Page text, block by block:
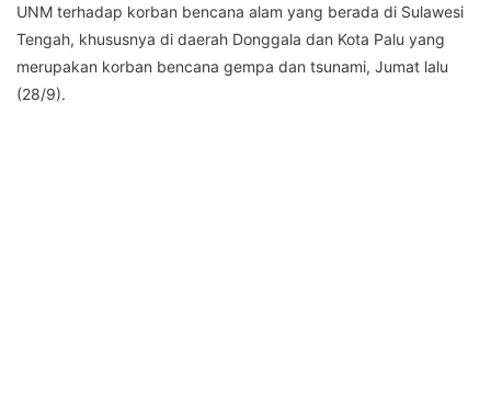
UNM terhadap korban bencana alam yang berada di Sulawesi
Tengah, khususnya di daerah Donggala dan Kota Palu yang
merupakan korban bencana gempa dan tsunami, Jumat lalu
(28/9).